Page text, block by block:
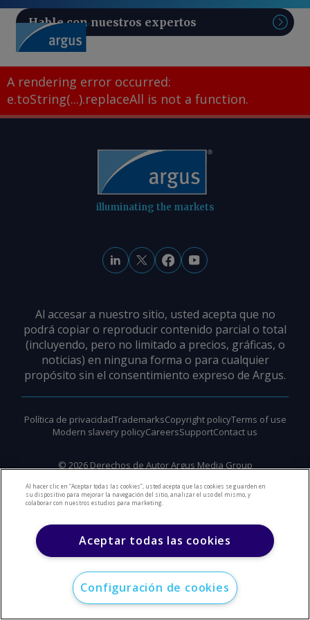
Hable con nuestros expertos
A rendering error occurred:
e.toString(...).replaceAll is not a function.
illuminating the markets
Al accesar a nuestro sitio, usted acepta que no
podrá copiar o reproducir contenido parcial o total
(incluyendo, pero no limitado a precios, gráficas, o
noticias) en ninguna forma o para cualquier
propósito sin el consentimiento expreso de Argus.
© 2026 Derechos de Autor Argus Media Group
Política de privacidadTrademarksCopyright policyTerms of use
Modern slavery policyCareersSupportContact us
Al hacer clic en “Aceptar todas las cookies”, usted acepta que las cookies se guarden en
su dispositivo para mejorar la navegación del sitio, analizar el uso del mismo, y
colaborar con nuestros estudios para marketing.
Aceptar todas las cookies
Configuración de cookies